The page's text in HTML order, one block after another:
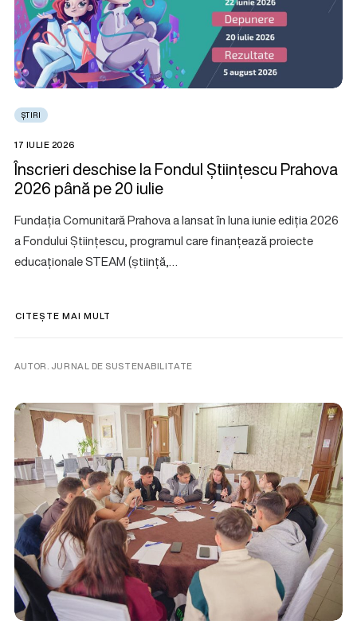
ȘTIRI
17 IULIE 2026
Înscrieri deschise la Fondul Științescu Prahova
2026 până pe 20 iulie
Fundația Comunitară Prahova a lansat în luna iunie ediția 2026
a Fondului Științescu, programul care finanțează proiecte
educaționale STEAM (știință,…
CITEȘTE MAI MULT
AUTOR. JURNAL DE SUSTENABILITATE